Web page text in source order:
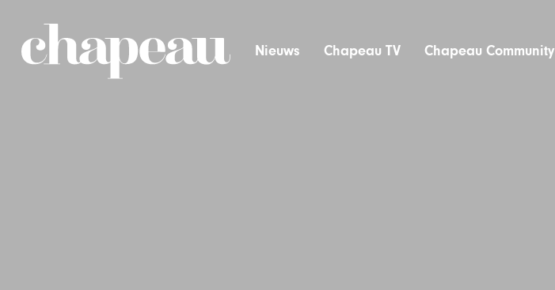
Nieuws Chapeau TV Chapeau Community